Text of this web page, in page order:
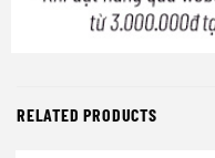
RELATED PRODUCTS